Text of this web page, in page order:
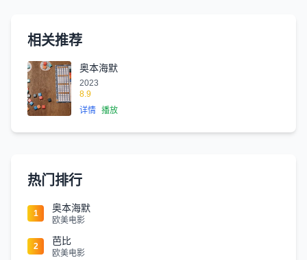
相关推荐
奥本海默
2023
8.9
详情 播放
热门排行
1 奥本海默
欧美电影
2 芭比
欧美电影